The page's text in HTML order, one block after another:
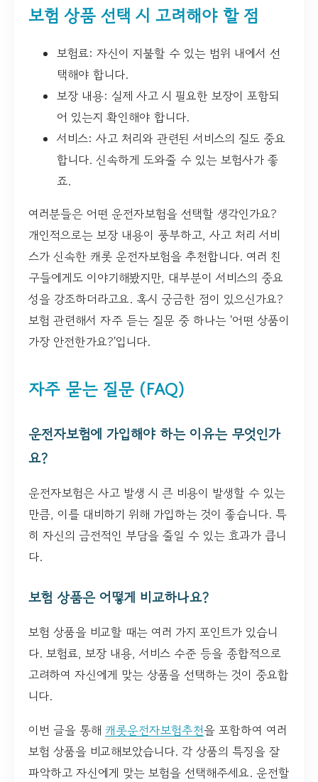
보험 상품 선택 시 고려해야 할 점
보험료: 자신이 지불할 수 있는 범위 내에서 선
택해야 합니다.
보장 내용: 실제 사고 시 필요한 보장이 포함되
어 있는지 확인해야 합니다.
서비스: 사고 처리와 관련된 서비스의 질도 중요
합니다. 신속하게 도와줄 수 있는 보험사가 좋
죠.
여러분들은 어떤 운전자보험을 선택할 생각인가요?
개인적으로는 보장 내용이 풍부하고, 사고 처리 서비
스가 신속한 캐롯 운전자보험을 추천합니다. 여러 친
구들에게도 이야기해봤지만, 대부분이 서비스의 중요
성을 강조하더라고요. 혹시 궁금한 점이 있으신가요?
보험 관련해서 자주 듣는 질문 중 하나는 '어떤 상품이
가장 안전한가요?'입니다.
자주 묻는 질문 (FAQ)
운전자보험에 가입해야 하는 이유는 무엇인가
요?
운전자보험은 사고 발생 시 큰 비용이 발생할 수 있는
만큼, 이를 대비하기 위해 가입하는 것이 좋습니다. 특
히 자신의 금전적인 부담을 줄일 수 있는 효과가 큽니
다.
보험 상품은 어떻게 비교하나요?
보험 상품을 비교할 때는 여러 가지 포인트가 있습니
다. 보험료, 보장 내용, 서비스 수준 등을 종합적으로
고려하여 자신에게 맞는 상품을 선택하는 것이 중요합
니다.
이번 글을 통해 캐롯운전자보험추천을 포함하여 여러
보험 상품을 비교해보았습니다. 각 상품의 특징을 잘
파악하고 자신에게 맞는 보험을 선택해주세요. 운전할